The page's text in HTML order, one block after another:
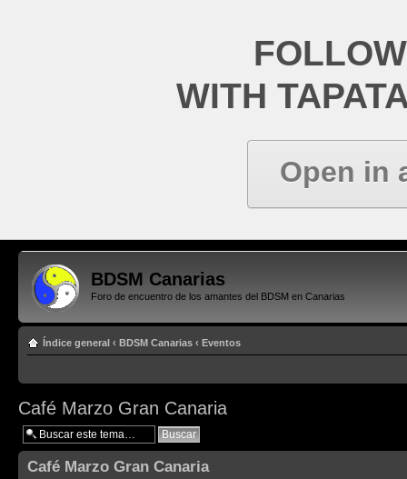
WITH
Open in
BDSM Canarias
Foro de encuentro de los amantes del BDSM en Canarias
Índice general ‹ BDSM Canarias ‹ Eventos
Café Marzo Gran Canaria
Café Marzo Gran Canaria